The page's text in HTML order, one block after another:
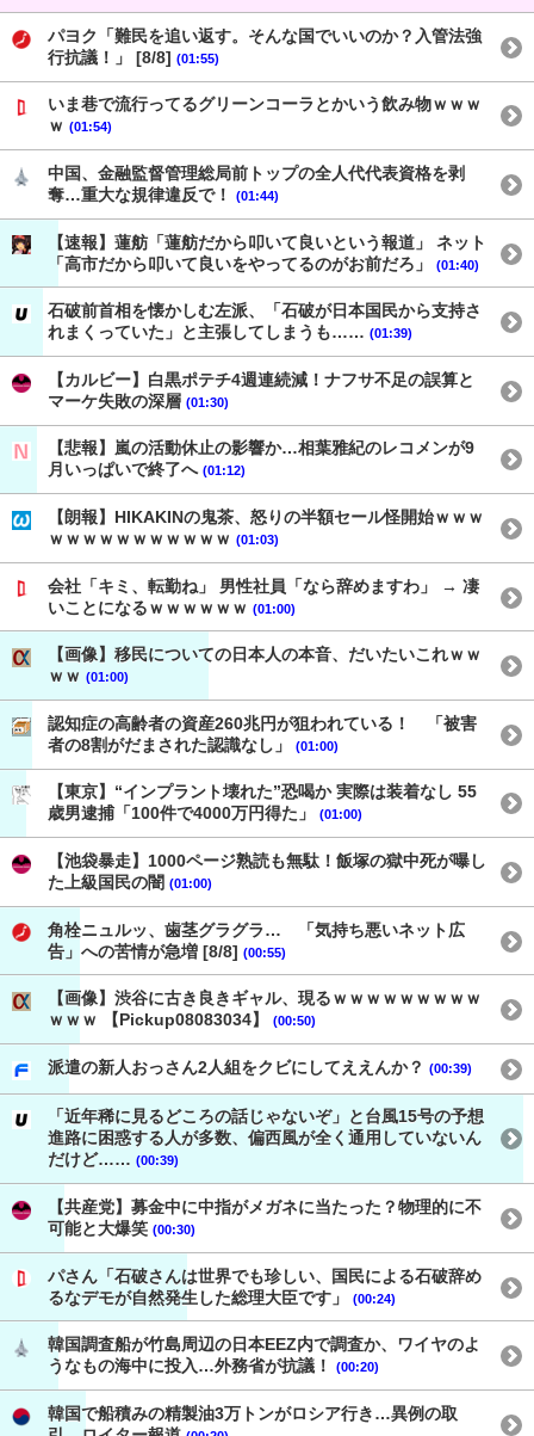
パヨク「難民を追い返す。そんな国でいいのか？入管法強
行抗議！」 [8/8] (01:55)
いま巷で流行ってるグリーンコーラとかいう飲み物ｗｗｗ
ｗ (01:54)
中国、金融監督管理総局前トップの全人代代表資格を剥
奪…重大な規律違反で！
(01:44)
【速報】蓮舫「蓮舫だから叩いて良いという報道」 ネット
「高市だから叩いて良いをやってるのがお前だろ」
(01:40)
石破前首相を懐かしむ左派、「石破が日本国民から支持さ
れまくっていた」と主張してしまうも…… (01:39)
【カルビー】白黒ポテチ4週連続減！ナフサ不足の誤算と
マーケ失敗の深層 (01:30)
【悲報】嵐の活動休止の影響か…相葉雅紀のレコメンが9
月いっぱいで終了へ (01:12)
【朗報】HIKAKINの鬼茶、怒りの半額セール怪開始ｗｗｗ
ｗｗｗｗｗｗｗｗｗｗｗ (01:03)
会社「キミ、転勤ね」 男性社員「なら辞めますわ」 → 凄
いことになるｗｗｗｗｗｗ (01:00)
【画像】移民についての日本人の本音、だいたいこれｗｗ
ｗｗ (01:00)
認知症の高齢者の資産260兆円が狙われている！ 「被害
者の8割がだまされた認識なし」
(01:00)
【東京】“インプラント壊れた”恐喝か 実際は装着なし 55
歳男逮捕「100件で4000万円得た」
(01:00)
【池袋暴走】1000ページ熟読も無駄！飯塚の獄中死が曝し
た上級国民の闇 (01:00)
角栓ニュルッ、歯茎グラグラ… 「気持ち悪いネット広
告」への苦情が急増 [8/8] (00:55)
【画像】渋谷に古き良きギャル、現るｗｗｗｗｗｗｗｗｗ
ｗｗｗ 【Pickup08083034】
(00:50)
派遣の新人おっさん2人組をクビにしてええんか？ (00:39)
「近年稀に見るどころの話じゃないぞ」と台風15号の予想
進路に困惑する人が多数、偏西風が全く通用していないん
だけど…… (00:39)
【共産党】募金中に中指がメガネに当たった？物理的に不
可能と大爆笑 (00:30)
パさん「石破さんは世界でも珍しい、国民による石破辞め
るなデモが自然発生した総理大臣です」
(00:24)
韓国調査船が竹島周辺の日本EEZ内で調査か、ワイヤのよ
うなもの海中に投入…外務省が抗議！
(00:20)
韓国で船積みの精製油3万トンがロシア行き…異例の取